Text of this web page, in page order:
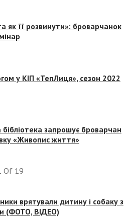
як її розвинути»: броварчанок
у КІП «ТепЛиця», сезон 2022
запрошує броварчан
«Живопис життя»
Of 19
врятували дитину і собаку з
(ФОТО, ВІДЕО)